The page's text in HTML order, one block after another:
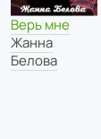
Верь мне
Жанна
Белова